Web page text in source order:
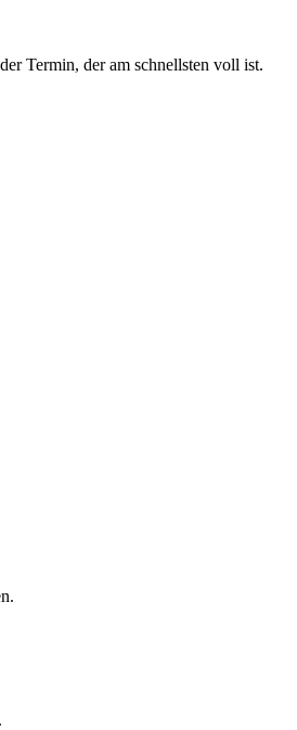
Termin, der am schnellsten voll ist.